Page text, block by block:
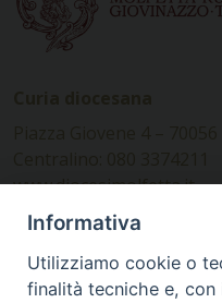
www.diocesimolfetta.it –
Ufficio Comunicazioni
Informativa
Utilizziamo cookie o
finalità tecniche e,